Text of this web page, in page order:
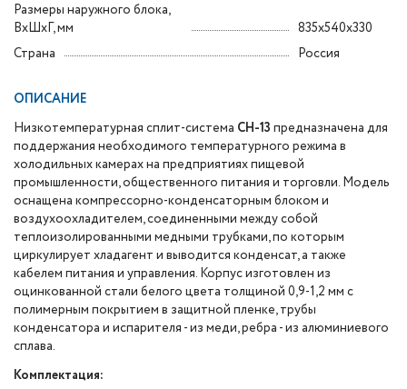
Размеры наружного блока,
ВхШхГ, мм
835x540x330
Страна
Россия
ОПИСАНИЕ
Низкотемпературная сплит-система СН-13 предназначена для
поддержания необходимого температурного режима в
холодильных камерах на предприятиях пищевой
промышленности, общественного питания и торговли. Модель
оснащена компрессорно-конденсаторным блоком и
воздухоохладителем, соединенными между собой
теплоизолированными медными трубками, по которым
циркулирует хладагент и выводится конденсат, а также
кабелем питания и управления. Корпус изготовлен из
оцинкованной стали белого цвета толщиной 0,9-1,2 мм с
полимерным покрытием в защитной пленке, трубы
конденсатора и испарителя - из меди, ребра - из алюминиевого
сплава.
Комплектация: